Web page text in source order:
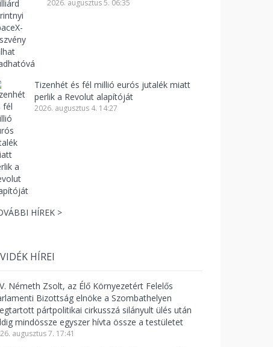
2026. augusztus 5. 06:35
Tizenhét és fél millió eurós jutalék miatt
perlik a Revolut alapítóját
2026. augusztus 4. 14:27
HÍREK >
HÍREI
Németh Zsolt, az Élő Környezetért Felelős
Bizottság elnöke a Szombathelyen
pártpolitikai cirkusszá silányult ülés után
mindössze egyszer hívta össze a testületet
augusztus 7. 17:41